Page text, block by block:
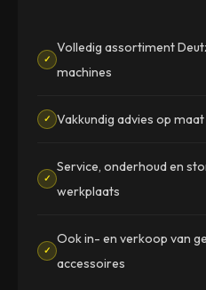
✓
Volledig assortiment
machines
✓ Vakkundig advies op
✓
Service, onderhoud en
werkplaats
✓
Ook in- en verkoop van
accessoires